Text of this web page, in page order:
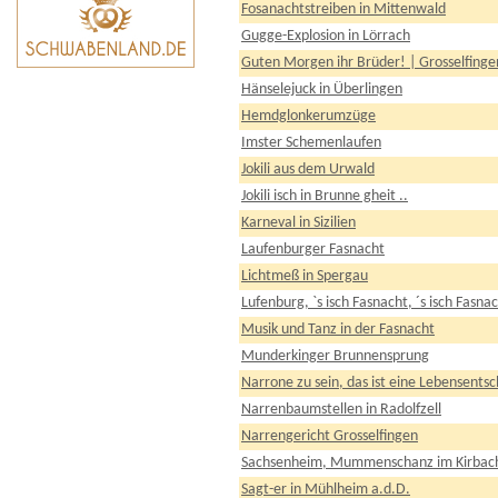
Fosanachtstreiben in Mittenwald
Gugge-Explosion in Lörrach
Guten Morgen ihr Brüder! |
Hänselejuck in Überlingen
Hemdglonkerumzüge
Imster Schemenlaufen
Jokili aus dem Urwald
Jokili isch in Brunne gheit ..
Karneval in Sizilien
Laufenburger Fasnacht
Lichtmeß in Spergau
Lufenburg, `s isch Fasnacht, ´s isch
Musik und Tanz in der Fasnacht
Munderkinger Brunnensprung
Narrone zu sein, das ist eine
Narrenbaumstellen in Radolfzell
Narrengericht Grosselfingen
Sachsenheim, Mummenschanz im
Sagt-er in Mühlheim a.d.D.